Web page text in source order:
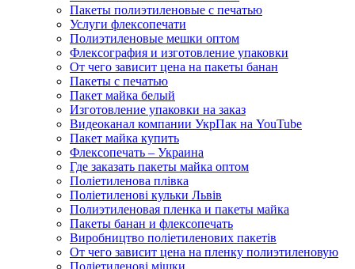
Пакеты полиэтиленовые с печатью
Услуги флексопечати
Полиэтиленовые мешки оптом
Флексография и изготовление упаковки
От чего зависит цена на пакеты банан
Пакеты с печатью
Пакет майка белый
Изготовление упаковки на заказ
Видеоканал компании УкрПак на YouTube
Пакет майка купить
Флексопечать – Украина
Где заказать пакеты майка оптом
Поліетиленова плівка
Поліетиленові кульки Львів
Полиэтиленовая пленка и пакеты майка
Пакеты банан и флексопечать
Виробництво поліетиленових пакетів
От чего зависит цена на пленку полиэтиленовую
Поліетиленові мішки